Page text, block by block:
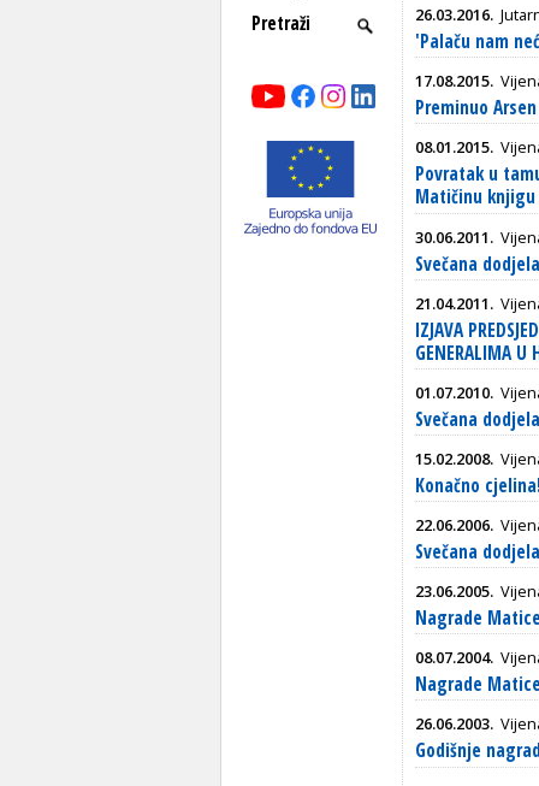
26.03.2016.
'Palaču nam
17.08.2015.
Preminuo
08.01.2015.
Povratak u
Matičinu
30.06.2011.
Svečana
21.04.2011.
IZJAVA
GENERALIMA U
01.07.2010.
Svečana
15.02.2008.
Konačno
22.06.2006.
Svečana
23.06.2005.
Nagrade
08.07.2004.
Nagrade
26.06.2003.
Godišnje